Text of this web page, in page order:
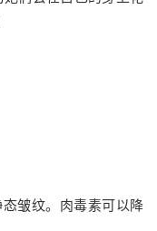
皱纹。肉毒素可以降